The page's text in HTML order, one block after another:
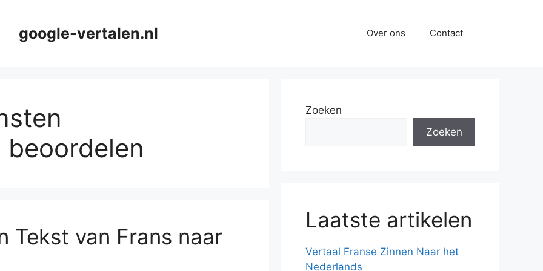
google-vertalen.nl Over ons Contact
Tekst van Frans naar
Zoeken
Zoeken
Laatste artikelen
Vertaal Franse Zinnen Naar het
Nederlands